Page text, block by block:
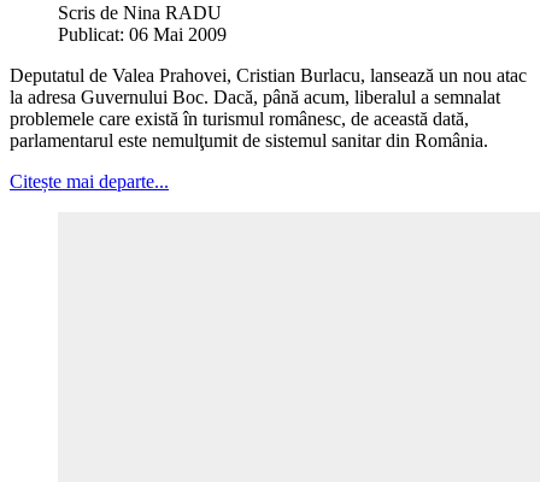
Scris de Nina RADU
Publicat: 06 Mai 2009
Deputatul de Valea Prahovei, Cristian Burlacu, lansează un nou atac
la adresa Guvernului Boc. Dacă, până acum, liberalul a semnalat
problemele care există în turismul românesc, de această dată,
parlamentarul este nemulţumit de sistemul sanitar din România.
Citește mai departe...